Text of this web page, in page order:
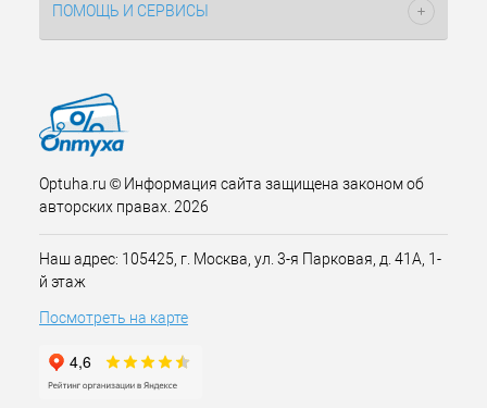
ПОМОЩЬ И СЕРВИСЫ
Optuha.ru © Информация сайта защищена законом об
авторских правах. 2026
Наш адрес: 105425, г. Москва, ул. 3-я Парковая, д. 41А, 1-
й этаж
Посмотреть на карте